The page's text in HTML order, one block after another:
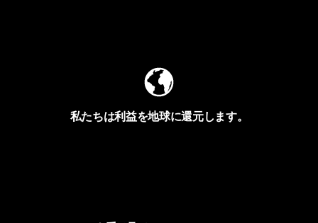
私たちは利益を地球に還元します。